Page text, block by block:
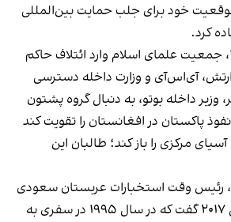
خود برای جلب حمایت بین‌المللی
کرد.
پس از انتخابات ۱۹۹۳، جمعیت علمای اسلام وارد ائتلاف حاکم
آی‌اس‌آی و وزارت داخله دسترسی
وزیر داخله بوتو، به دنبال گروه پشتون
پاکستان در افغانستان را تقویت کند
مرکزی را باز کند؛ طالبان این
رئیس وقت استخبارات عربستان سعودی
در مصاحبه‌ای در سال ۲۰۱۷ گفت که در سال ۱۹۹۵ در سفری به